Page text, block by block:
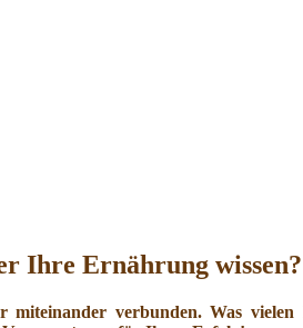
Ihre Ernährung wissen?
verbunden. Was